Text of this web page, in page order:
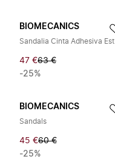
BIOMECANICS
Sandalia Cinta Adhesiva Est
47 €63 €
-25%
BIOMECANICS
Sandals
45 €60 €
-25%